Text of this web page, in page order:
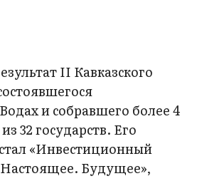
II Кавказского
и собравшего более 4
32 государств. Его
«Инвестиционный
Будущее»,